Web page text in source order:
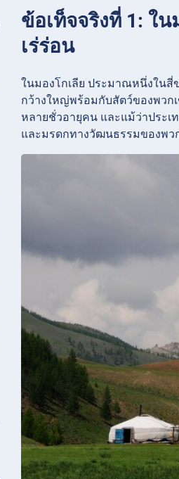
ข้อเท็จจริงที่ 1: ใ
เร่ร่อน
ในมองโกเลีย ประมาณหนึ่งในสี่
กว้างใหญ่พร้อมกับสัตว์ของพวก
หลายชั่วอายุคน และแม้ว่าประ
และมรดกทางวัฒนธรรมของพว